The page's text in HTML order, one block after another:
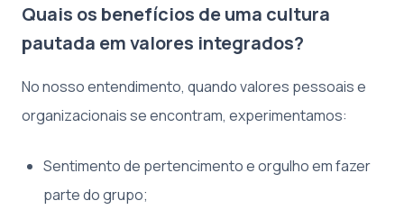
Quais os benefícios de uma cultura
pautada em valores integrados?
No nosso entendimento, quando valores pessoais e
organizacionais se encontram, experimentamos:
Sentimento de pertencimento e orgulho em fazer
parte do grupo;